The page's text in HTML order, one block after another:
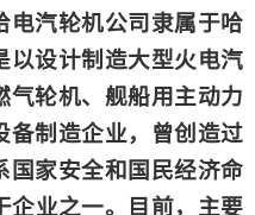
电汽轮机公司隶属于哈
以设计制造大型火电汽
气轮机、舰船用主动力
备制造企业，曾创造过
国家安全和国民经济命
企业之一。目前，主要